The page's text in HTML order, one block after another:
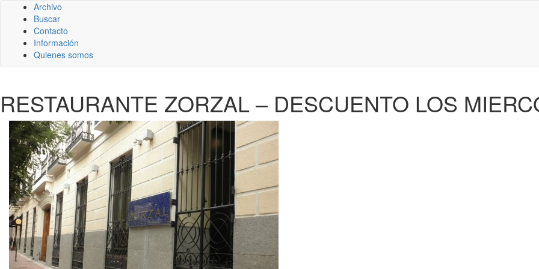
Archivo
Buscar
Contacto
Información
Quienes somos
RESTAURANTE ZORZAL – DESCUENTO LOS